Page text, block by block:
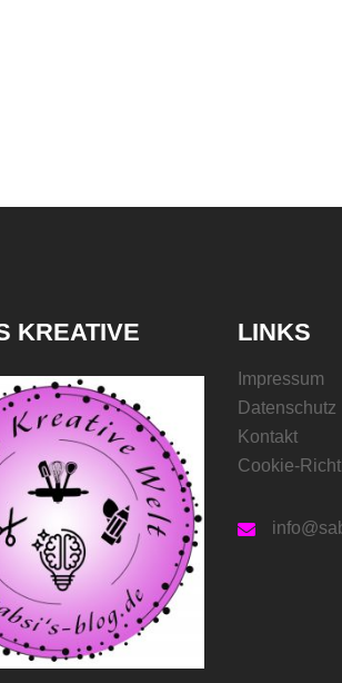
KREATIVE
LINKS
Impressum
Datenschutz
Kontakt
Cookie-